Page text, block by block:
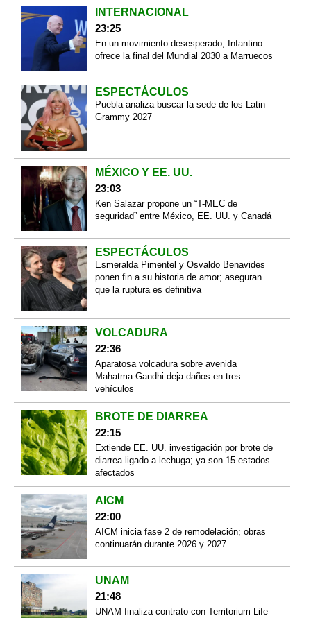
INTERNACIONAL
23:25
En un movimiento desesperado, Infantino
ofrece la final del Mundial 2030 a Marruecos
ESPECTÁCULOS
Puebla analiza buscar la sede de los Latin
Grammy 2027
MÉXICO Y EE. UU.
23:03
Ken Salazar propone un “T-MEC de
seguridad” entre México, EE. UU. y Canadá
ESPECTÁCULOS
Esmeralda Pimentel y Osvaldo Benavides
ponen fin a su historia de amor; aseguran
que la ruptura es definitiva
VOLCADURA
22:36
Aparatosa volcadura sobre avenida
Mahatma Gandhi deja daños en tres
vehículos
BROTE DE DIARREA
22:15
Extiende EE. UU. investigación por brote de
diarrea ligado a lechuga; ya son 15 estados
afectados
AICM
22:00
AICM inicia fase 2 de remodelación; obras
continuarán durante 2026 y 2027
UNAM
21:48
UNAM finaliza contrato con Territorium Life